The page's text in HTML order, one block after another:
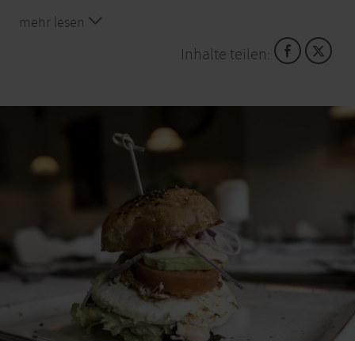
Speisekarte laden zum Genießen und Verweilen ein.
Denn: "Essen ist ein Bedürfnis, genießen eine Kunst!"
Bodenständigkeit und Authentizität gesetzt,
verbunden mit einem klaren Bekenntnis zu
ökologischer Nachhaltigkeit. Vorrangig stammen die
Zutaten und Produkte von regionalen Erzeugern –
sei es ein zartes Steak vom benachbarten Bauernhof
oder ein erstklassiges Stück Ziegenkäse aus dem
Nachbarort (Vulkanhof Ziegenkäserei – Gillenfeld).
Die Erzeuger sind persönlich bekannt.
Getreu dem Motto: "Was der Bauer nicht kennt, das
isst er nicht. Würde der Städter kennen, was er isst,
er würde Bauer werden."
mehr lesen
Inhalte teilen: